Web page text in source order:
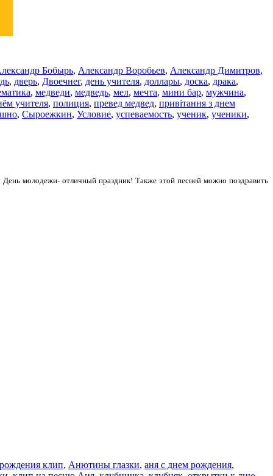
Бобырь, Александр Воробьев, Александр Димитров,
, дверь, Двоечнег, день учителя, доллары, доска, драка,
, медведи, медведь, мел, мечта, мини бар, мужчина,
учителя, полиция, превед медвед, привітання з днем
, Сыроежкин, Условие, успеваемость, ученик, ученики,
молодежи- отличный праздник! Также этой песней можно поздравить
клип, Анютины глазки, аня с днем рождения,